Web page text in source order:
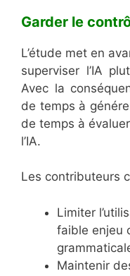
Garder le
L’étude met en
superviser l’IA
Avec la
de temps à
de temps à
l’IA.
Les contributeurs
Limiter
faible enjeu
Maintenir